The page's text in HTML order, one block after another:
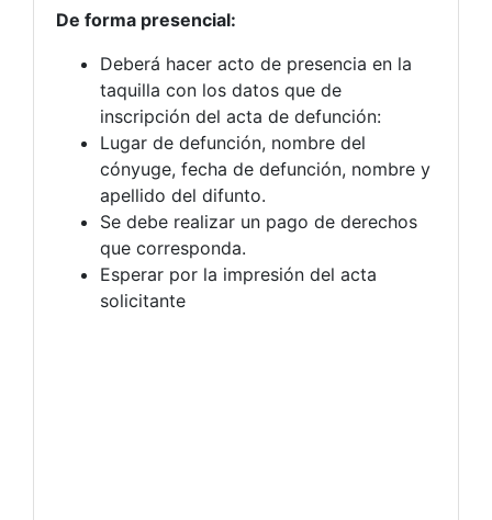
De forma presencial:
Deberá hacer acto de presencia en la
taquilla con los datos que de
inscripción del acta de defunción:
Lugar de defunción, nombre del
cónyuge, fecha de defunción, nombre y
apellido del difunto.
Se debe realizar un pago de derechos
que corresponda.
Esperar por la impresión del acta
solicitante